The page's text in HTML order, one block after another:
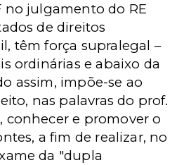
no julgamento do RE
de direitos
têm força supralegal –
ordinárias e abaixo da
assim, impõe-se ao
nas palavras do prof.
conhecer e promover o
a fim de realizar, no
da "dupla